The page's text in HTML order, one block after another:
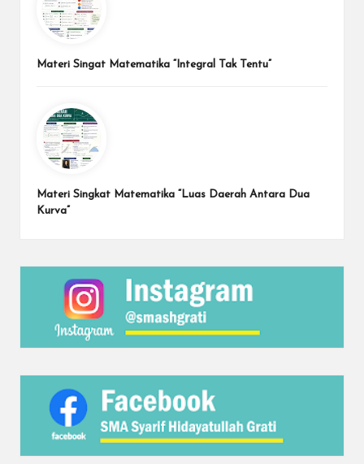
Materi Singat Matematika “Integral Tak Tentu”
Materi Singkat Matematika “Luas Daerah Antara Dua
Kurva”